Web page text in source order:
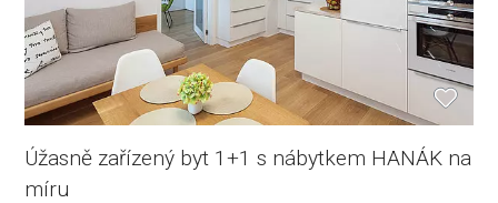
Úžasně zařízený byt 1+1 s nábytkem HANÁK na
míru